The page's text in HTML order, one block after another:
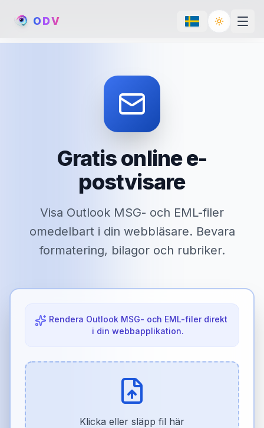
ODV Toggle
Gratis online e-
postvisare
Visa Outlook MSG- och EML-filer
omedelbart i din webbläsare. Bevara
formatering, bilagor och rubriker.
Rendera Outlook MSG- och EML-filer direkt
i din webbapplikation.
Klicka eller släpp fil här